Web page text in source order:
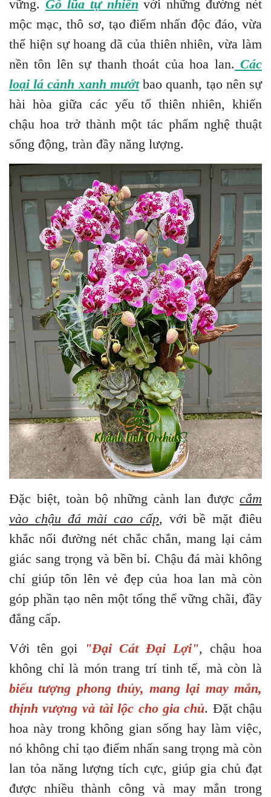
vững. Gỗ lũa tự nhiên với những đường nét
mộc mạc, thô sơ, tạo điểm nhấn độc đáo, vừa
thể hiện sự hoang dã của thiên nhiên, vừa làm
nền tôn lên sự thanh thoát của hoa lan. Các
loại lá cảnh xanh mướtbao quanh, tạo nên sự
hài hòa giữa các yếu tố thiên nhiên, khiến
chậu hoa trở thành một tác phẩm nghệ thuật
sống động, tràn đầy năng lượng.
Đặc biệt, toàn bộ những cành lan được cắm
vào chậu đá mài cao cấp, với bề mặt điêu
khắc nổi đường nét chắc chắn, mang lại cảm
giác sang trọng và bền bỉ. Chậu đá mài không
chỉ giúp tôn lên vẻ đẹp của hoa lan mà còn
góp phần tạo nên một tổng thể vững chãi, đầy
đẳng cấp.
Với tên gọi
"Đại Cát Đại Lợi", chậu hoa
không chỉ là món trang trí tinh tế, mà còn là
biểu tượng phong thủy, mang lại may mắn,
thịnh vượng và tài lộc cho gia chủ. Đặt chậu
hoa này trong không gian sống hay làm việc,
nó không chỉ tạo điểm nhấn sang trọng mà còn
lan tỏa năng lượng tích cực, giúp gia chủ đạt
được nhiều thành công và may mắn trong